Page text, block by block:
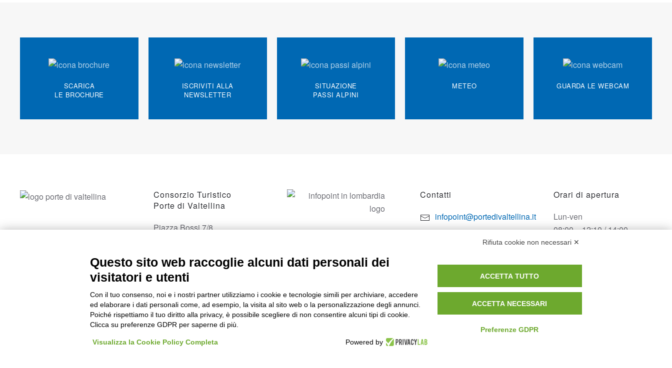
SCARICA
LE BROCHURE
ISCRIVITI ALLA
NEWSLETTER
SITUAZIONE
PASSI ALPINI
METEO GUARDA LE WEBCAM
Consorzio Turistico
Porte di Valtellina
Piazza Bossi 7/8
Contatti
infopoint@portedivaltellina.it
Orari di apertura
Lun-ven
08:00 – 12:10 / 14:00 –
18:10
Sabato
Rifiuta cookie non necessari ✕
Questo sito web raccoglie alcuni dati personali dei
visitatori e utenti
Con il tuo consenso, noi e i nostri partner utilizziamo i cookie e tecnologie simili per archiviare, accedere
ed elaborare i dati personali come, ad esempio, la visita al sito web o la personalizzazione degli annunci.
Poiché rispettiamo il tuo diritto alla privacy, è possibile scegliere di non consentire alcuni tipi di cookie.
Clicca su preferenze GDPR per saperne di più.
Visualizza la Cookie Policy Completa Powered by
ACCETTA TUTTO
ACCETTA NECESSARI
Preferenze GDPR